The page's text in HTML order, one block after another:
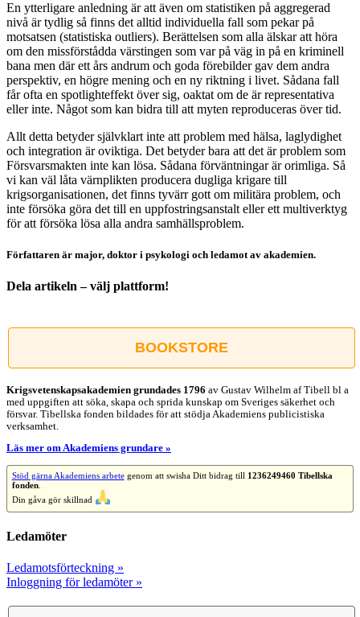
En ytterligare anledning är att även om statistiken på aggregerad
nivå är tydlig så finns det alltid individuella fall som pekar på
motsatsen (statistiska outliers). Berättelsen som alla älskar att höra
om den missförstådda värstingen som var på väg in på en kriminell
bana men där ett års andrum och goda förebilder gav dem andra
perspektiv, en högre mening och en ny riktning i livet. Sådana fall
får ofta en spotlighteffekt över sig, oaktat om de är representativa
eller inte. Något som kan bidra till att myten reproduceras över tid.
Allt detta betyder självklart inte att problem med hälsa, laglydighet
och integration är oviktiga. Det betyder bara att det är problem som
Försvarsmakten inte kan lösa. Sådana förväntningar är orimliga. Så
vi kan väl låta värnplikten producera dugliga krigare till
krigsorganisationen, det finns tyvärr gott om militära problem, och
inte försöka göra det till en uppfostringsanstalt eller ett multiverktyg
för att försöka lösa alla andra samhällsproblem.
Författaren är major, doktor i psykologi och ledamot av akademien.
Dela artikeln – välj plattform!
post
BOOKSTORE
Krigsvetenskap­sakademien grundades 1796 av Gustav Wilhelm af Tibell bl a
med uppgiften att söka, skapa och sprida kunskap om Sveriges säkerhet och
försvar. Tibellska fonden bildades för att stödja Akademiens publicistiska
verksamhet.
Läs mer om Akademiens grundare »
Stöd gärna Akademiens arbetegenom att swisha Ditt bidrag till 1236249460 Tibellska
fonden.
Din gåva gör skillnad
Ledamöter
Ledamotsförteckning »
Inloggning för ledamöter »